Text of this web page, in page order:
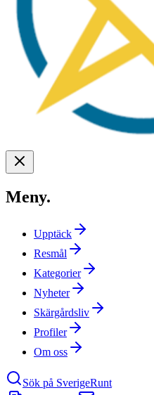
Meny.
Upptäck
Resmål
Kategorier
Nyheter
Skärgårdsliv
Profiler
Om oss
Sök på SverigeRunt